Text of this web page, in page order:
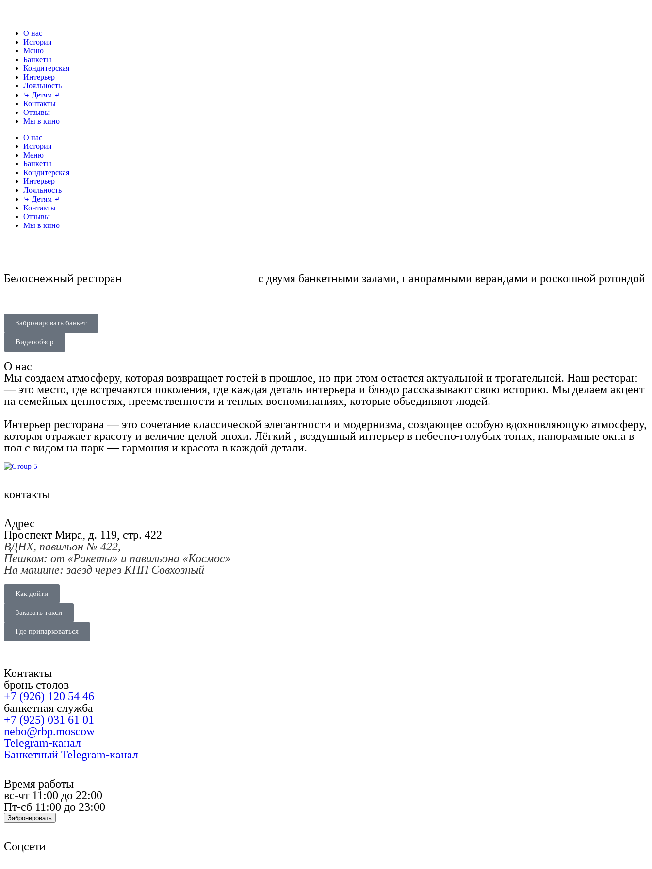
О нас
История
Меню
Банкеты
Кондитерская
Интерьер
Лояльность
⤷ Детям ⤶
Контакты
Отзывы
Мы в кино
О нас
История
Меню
Банкеты
Кондитерская
Интерьер
Лояльность
⤷ Детям ⤶
Контакты
Отзывы
Мы в кино
Белоснежный ресторан
с двумя банкетными залами, панорамными верандами и роскошной ротондой
Забронировать банкет
Видеообзор
О нас
Мы создаем атмосферу, которая возвращает гостей в прошлое, но при этом остается актуальной и трогательной. Наш ресторан
— это место, где встречаются поколения, где каждая деталь интерьера и блюдо рассказывают свою историю. Мы делаем акцент
на семейных ценностях, преемственности и теплых воспоминаниях, которые объединяют людей.
Интерьер ресторана — это сочетание классической элегантности и модернизма, создающее особую вдохновляющую атмосферу,
которая отражает красоту и величие целой эпохи. Лёгкий , воздушный интерьер в небесно-голубых тонах, панорамные окна в
пол с видом на парк — гармония и красота в каждой детали.
контакты
Адрес
Проспект Мира, д. 119, стр. 422
ВДНХ, павильон № 422,
Пешком: от «Ракеты» и павильона «Космос»
На машине: заезд через КПП Совхозный
Как дойти
Заказать такси
Где припарковаться
Контакты
бронь столов
+7 (926) 120 54 46
банкетная служба
+7 (925) 031 61 01
nebo@rbp.moscow
Telegram-канал
Банкетный Telegram-канал
Время работы
вс-чт 11:00 до 22:00
Пт-сб 11:00 до 23:00
Забронировать
Соцсети